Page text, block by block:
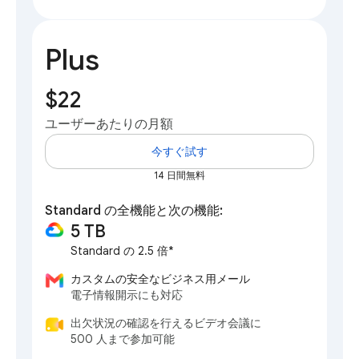
Plus
$22
ユーザーあたりの月額
今すぐ試す
14 日間無料
Standard の全機能と次の機能:
5 TB
Standard の 2.5 倍*
カスタムの安全なビジネス用メール
電子情報開示にも対応
出欠状況の確認を行えるビデオ会議に
500 人まで参加可能